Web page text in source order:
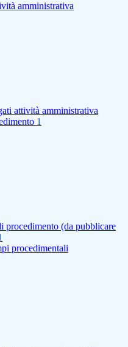
amministrativa
attività amministrativa
1
procedimento (da pubblicare
procedimentali